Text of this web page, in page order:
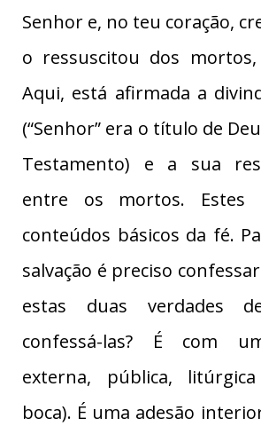
Senhor e, no teu coração,
o ressuscitou dos mortos,
Aqui, está afirmada a
(“Senhor” era o título de
Testamento) e a sua
entre os mortos. Estes
conteúdos básicos da fé.
salvação é preciso
estas duas verdades
confessá-las? É com
externa, pública,
boca). É uma adesão